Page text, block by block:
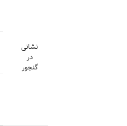
نشانی
در
گنجور